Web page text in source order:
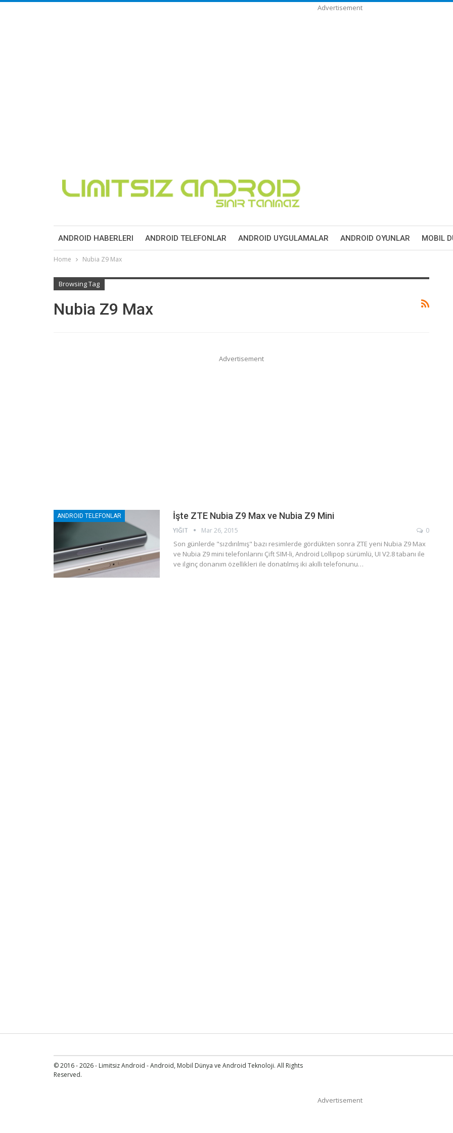
Advertisement
ANDROID HABERLERI ANDROID TELEFONLAR ANDROID UYGULAMALAR ANDROID OYUNLAR MOBIL
Home Nubia Z9 Max
Browsing Tag
Nubia Z9 Max
Advertisement
ANDROID TELEFONLAR İşte ZTE Nubia Z9 Max ve Nubia Z9 Mini
YIĞIT Mar 26, 2015 0
Son günlerde "sızdırılmış" bazı resimlerde gördükten sonra ZTE yeni Nubia Z9 Max
ve Nubia Z9 mini telefonlarını Çift SIM-li, Android Lollipop sürümlü, UI V2.8 tabanı ile
ve ilginç donanım özellikleri ile donatılmış iki akıllı telefonunu…
© 2016 - 2026 - Limitsiz Android - Android, Mobil Dünya ve Android Teknoloji. All Rights
Reserved.
Advertisement